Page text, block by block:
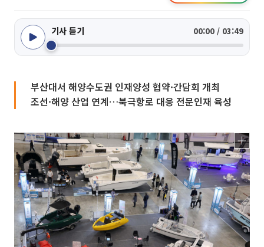
기사 듣기 00:00 / 03:49
부산대서 해양수도권 인재양성 협약·간담회 개최
조선·해양 산업 연계…북극항로 대응 전문인재 육성